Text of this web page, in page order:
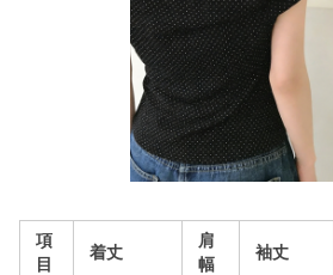
項
目
着丈
肩
幅
袖丈